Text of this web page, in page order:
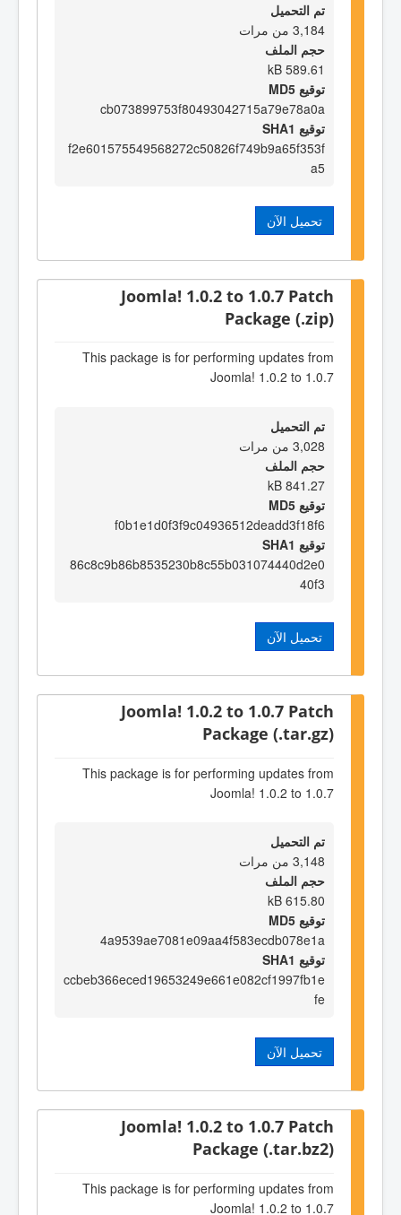
تم التحميل
3,184 من مرات
حجم الملف
589.61 kB
توقيع MD5
cb073899753f80493042715a79e78a0a
توقيع SHA1
f2e601575549568272c50826f749b9a65f353f
a5
تحميل الآن
Joomla! 1.0.2 to 1.0.7 Patch
Package (.zip)
This package is for performing updates from
Joomla! 1.0.2 to 1.0.7
تم التحميل
3,028 من مرات
حجم الملف
841.27 kB
توقيع MD5
f0b1e1d0f3f9c04936512deadd3f18f6
توقيع SHA1
86c8c9b86b8535230b8c55b031074440d2e0
40f3
تحميل الآن
Joomla! 1.0.2 to 1.0.7 Patch
Package (.tar.gz)
This package is for performing updates from
Joomla! 1.0.2 to 1.0.7
تم التحميل
3,148 من مرات
حجم الملف
615.80 kB
توقيع MD5
4a9539ae7081e09aa4f583ecdb078e1a
توقيع SHA1
ccbeb366eced19653249e661e082cf1997fb1e
fe
تحميل الآن
Joomla! 1.0.2 to 1.0.7 Patch
Package (.tar.bz2)
This package is for performing updates from
Joomla! 1.0.2 to 1.0.7